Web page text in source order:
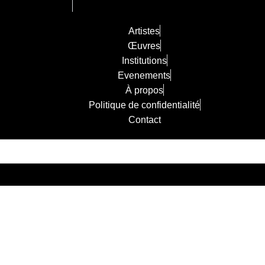
Artistes
Œuvres
Institutions
Evenements
À propos
Politique de confidentialité
Contact